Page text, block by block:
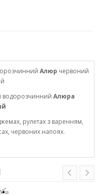
Алюр червоний
водорозчинний Алюра
рулетах з варенням,
червоних напоях.